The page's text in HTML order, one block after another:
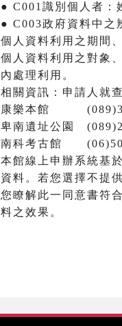
● C001識別個人者：
● C003政府資料中之
個人資料利用之期間
個人資料利用之對象
內處理利用。
相關資訊：申請人就
康樂本館
卑南遺址公園
南科考古館
本館線上申辦系統基
資料。若您選擇不提
您瞭解此一同意書符
料之效果。